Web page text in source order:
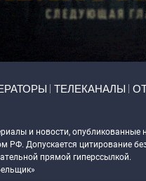
ТЕЛЕКАНАЛЫ
и новости, опубликованные
РФ. Допускается цитирование
прямой гиперссылкой.